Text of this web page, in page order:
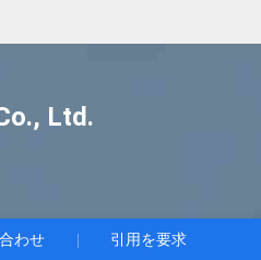
Ltd.
わせ 引用を要求